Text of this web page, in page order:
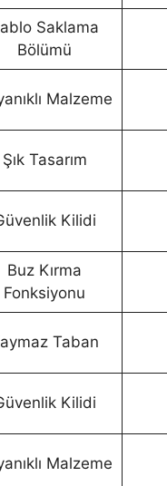
Saklama
Bölümü
Malzeme
Şık Tasarım
Kilidi
Buz Kırma
Fonksiyonu
Taban
Kilidi
Malzeme